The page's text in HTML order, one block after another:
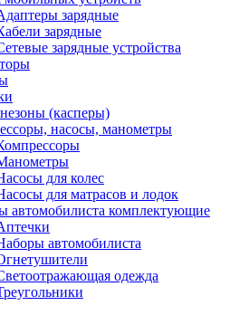
зарядные
зарядные
зарядные устройства
(касперы)
насосы, манометры
для колес
для матрасов и лодок
автомобилиста комплектующие
автомобилиста
одежда